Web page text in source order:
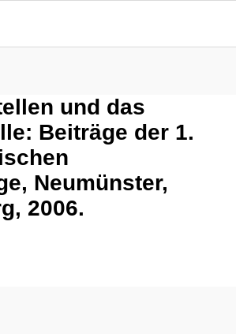
und das
Beiträge der 1.
Neumünster,
2006.